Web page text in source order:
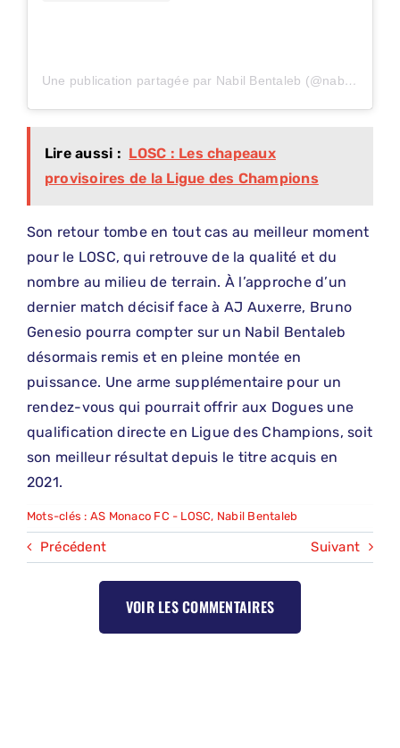
Une publication partagée par Nabil Bentaleb (@nabilbentaleb)
Lire aussi : LOSC : Les chapeaux
provisoires de la Ligue des Champions
Son retour tombe en tout cas au meilleur moment
pour le LOSC, qui retrouve de la qualité et du
nombre au milieu de terrain. À l’approche d’un
dernier match décisif face à AJ Auxerre, Bruno
Genesio pourra compter sur un Nabil Bentaleb
désormais remis et en pleine montée en
puissance. Une arme supplémentaire pour un
rendez-vous qui pourrait offrir aux Dogues une
qualification directe en Ligue des Champions, soit
son meilleur résultat depuis le titre acquis en
2021.
Mots-clés : AS Monaco FC - LOSC, Nabil Bentaleb
Précédent Suivant
VOIR LES COMMENTAIRES